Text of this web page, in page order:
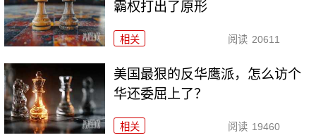
霸权打出了原形
相关 阅读 20611
美国最狠的反华鹰派，怎么访个
华还委屈上了？
相关 阅读 19460